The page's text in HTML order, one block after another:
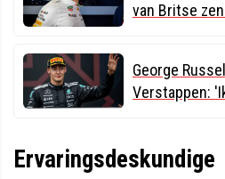
van Britse
George
Verstappen:
Ervaringsdeskundige